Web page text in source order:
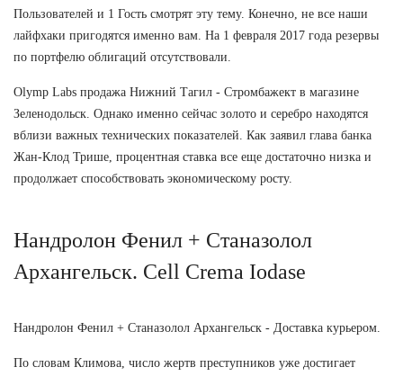
Пользователей и 1 Гость смотрят эту тему. Конечно, не все наши
лайфхаки пригодятся именно вам. На 1 февраля 2017 года резервы
по портфелю облигаций отсутствовали.
Olymp Labs продажа Нижний Тагил - Стромбажект в магазине
Зеленодольск. Однако именно сейчас золото и серебро находятся
вблизи важных технических показателей. Как заявил глава банка
Жан-Клод Трише, процентная ставка все еще достаточно низка и
продолжает способствовать экономическому росту.
Нандролон Фенил + Станазолол
Архангельск. Cell Crema Iodase
Нандролон Фенил + Станазолол Архангельск - Доставка курьером.
По словам Климова, число жертв преступников уже достигает